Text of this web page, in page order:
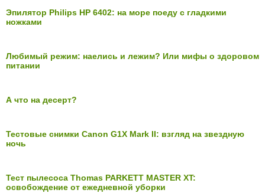
Эпилятор Philips HP 6402: на море поеду с гладкими
ножками
Любимый режим: наелись и лежим? Или мифы о здоровом
питании
А что на десерт?
Тестовые снимки Canon G1X Mark II: взгляд на звездную
ночь
Тест пылесоса Thomas PARKETT MASTER XT:
освобождение от ежедневной уборки